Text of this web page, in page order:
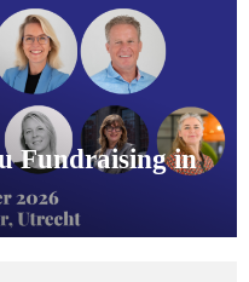
Fundraising in